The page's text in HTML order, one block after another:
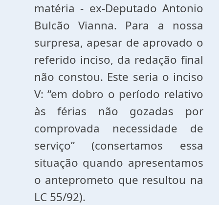
matéria - ex-Deputado Antonio
Bulcão Vianna. Para a nossa
surpresa, apesar de aprovado o
referido inciso, da redação final
não constou. Este seria o inciso
V: “em dobro o período relativo
às férias não gozadas por
comprovada necessidade de
serviço” (consertamos essa
situação quando apresentamos
o anteprometo que resultou na
LC 55/92).